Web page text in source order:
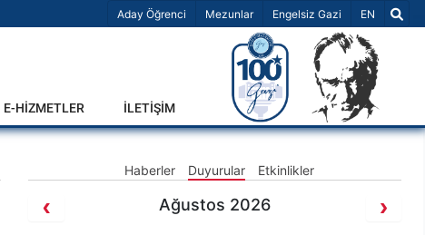
Aday Öğrenci Mezunlar Engelsiz Gazi Dil Seçiniz
EN
E-HİZMETLER İLETİŞİM
Haberler Duyurular Etkinlikler
Ağustos 2026